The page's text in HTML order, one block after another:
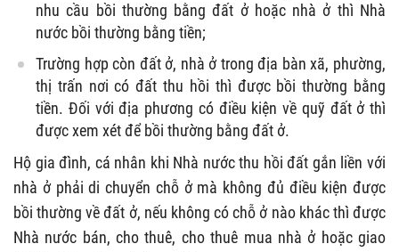
nhu cầu bồi thường bằng đất ở hoặc nhà ở thì Nhà
nước bồi thường bằng tiền;
Trường hợp còn đất ở, nhà ở trong địa bàn xã, phường,
thị trấn nơi có đất thu hồi thì được bồi thường bằng
tiền. Đối với địa phương có điều kiện về quỹ đất ở thì
được xem xét để bồi thường bằng đất ở.
Hộ gia đình, cá nhân khi Nhà nước thu hồi đất gắn liền với
nhà ở phải di chuyển chỗ ở mà không đủ điều kiện được
bồi thường về đất ở, nếu không có chỗ ở nào khác thì được
Nhà nước bán, cho thuê, cho thuê mua nhà ở hoặc giao